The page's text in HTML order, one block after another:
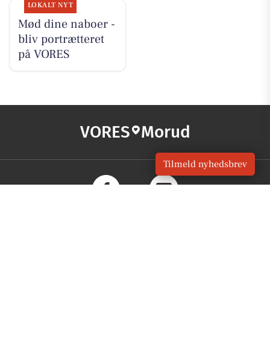
LOKALT NYT
Mød dine naboer -
bliv portrætteret
på VORES
VORES Morud
Tilmeld nyhedsbrev